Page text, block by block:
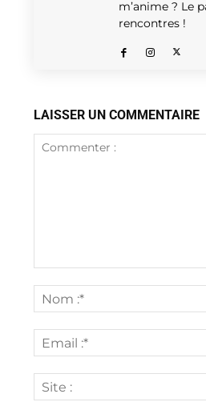
m’anime ? Le
rencontres !
LAISSER UN COMMENTAIRE